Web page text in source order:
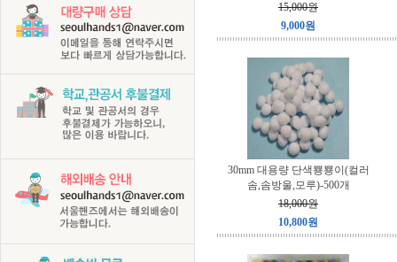
15,000원
9,000원
30mm 대용량 단색뿅뿅이(컬러
솜,솜방울,모루)-500개
18,000원
10,800원